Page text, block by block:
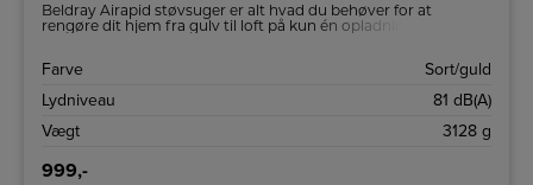
Beldray Airapid støvsuger er alt hvad du behøver for at
rengøre dit hjem fra gulv til loft på kun én opladning! Udstyret
minutters kontinuerlig rengøring. Med to
spalte og værktøjsbørste til svært tilgængelige områder og et
Farve
Sort/guld
Lydniveau
81 dB(A)
Vægt
3128 g
999,-